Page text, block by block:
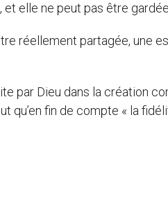
elle ne peut pas être
réellement partagée, une
par Dieu dans la création
qu’en fin de compte « la